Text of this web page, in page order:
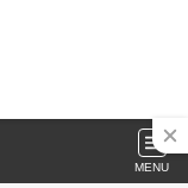
MENU